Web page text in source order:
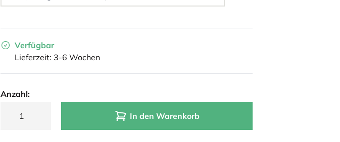
Verfügbar
Lieferzeit: 3-6 Wochen
Anzahl:
In den Warenkorb